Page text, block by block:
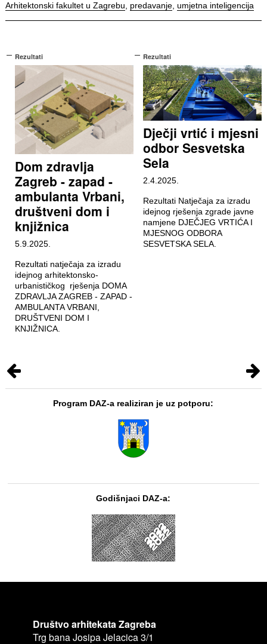
Arhitektonski fakultet u Zagrebu predavanje, umjetna inteligencija
Rezultati
Dom zdravlja
Zagreb - zapad -
ambulanta Vrbani,
društveni dom i
knjižnica
5.9.2025.
Rezultati natječaja za izradu
idejnog arhitektonsko-
urbanističkog rješenja DOMA
ZDRAVLJA ZAGREB - ZAPAD -
AMBULANTA VRBANI,
DRUŠTVENI DOM I
KNJIŽNICA.
Rezultati
Dječji vrtić i mjesni
odbor Sesvetska
Sela
2.4.2025.
Rezultati Natječaja za izradu
idejnog rješenja zgrade javne
namjene DJEČJEG VRTIĆA I
MJESNOG ODBORA
SESVETSKA SELA.
Program DAZ-a realiziran je uz potporu:
Godišnjaci DAZ-a:
Društvo arhitekata Zagreba
Trg bana Josipa Jelacica 3/1